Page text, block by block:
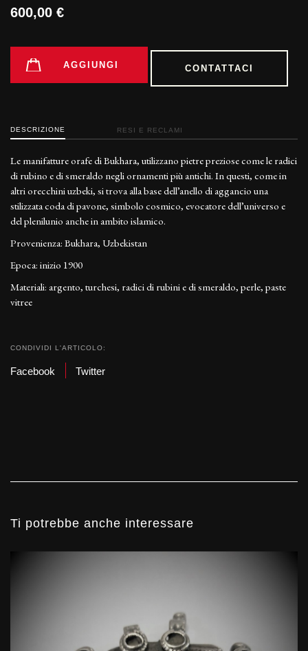
600,00 €
AGGIUNGI CONTATTACI
DESCRIZIONE RESI E RECLAMI
Le manifatture orafe di Bukhara, utilizzano pietre preziose come le radici
di rubino e di smeraldo negli ornamenti più antichi. In questi, come in
altri orecchini uzbeki, si trova alla base dell’anello di aggancio una
stilizzata coda di pavone, simbolo cosmico, evocatore dell’universo e
del plenilunio anche in ambito islamico.
Provenienza: Bukhara, Uzbekistan
Epoca: inizio 1900
Materiali: argento, turchesi, radici di rubini e di smeraldo, perle, paste
vitree
CONDIVIDI L'ARTICOLO:
Facebook Twitter
Ti potrebbe anche interessare